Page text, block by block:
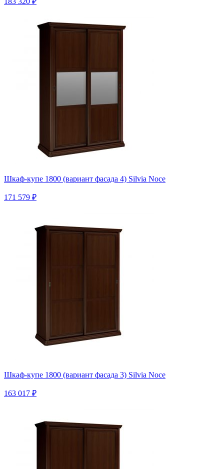
Шкаф-купе 1800 (вариант фасада 4) Silvia Noce
171 579 ₽
Шкаф-купе 1800 (вариант фасада 3) Silvia Noce
163 017 ₽